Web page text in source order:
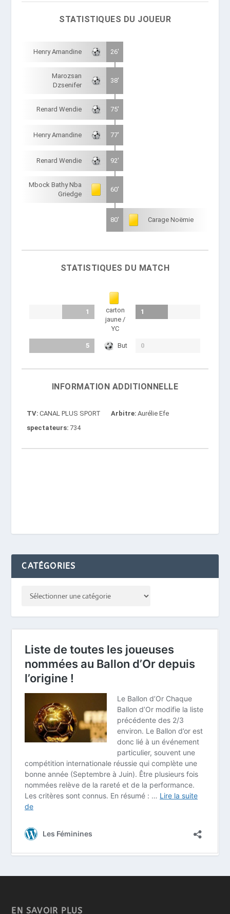
STATISTIQUES DU JOUEUR
Henry Amandine 26'
Marozsan
Dzsenifer
38'
Renard Wendie 75'
Henry Amandine 77'
Renard Wendie 92'
Mbock Bathy Nba
Griedge
60'
80' Carage Noëmie
STATISTIQUES DU MATCH
1
carton
jaune /
YC
1
5 But 0
INFORMATION ADDITIONNELLE
TV CANAL PLUS SPORT Arbitre Aurélie Efe
spectateurs 734
CATÉGORIES
EN SAVOIR PLUS